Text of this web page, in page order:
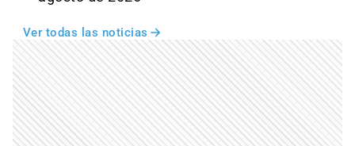
Ver todas las noticias